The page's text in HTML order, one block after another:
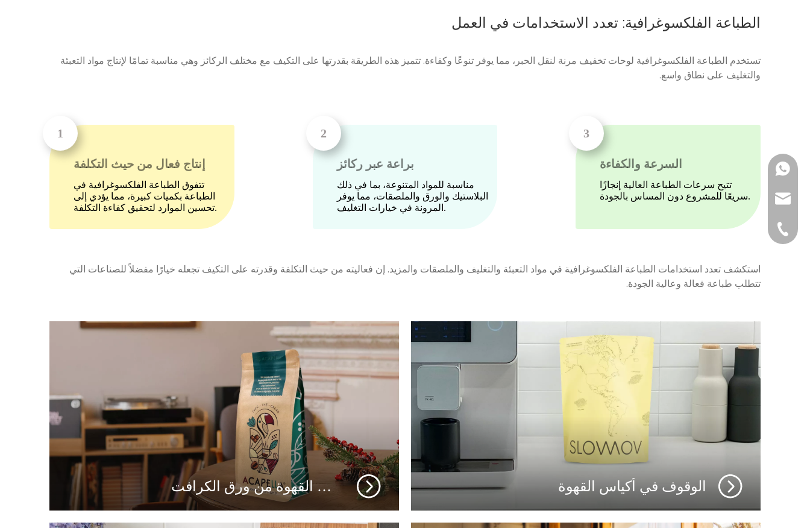
الطباعة الفلكسوغرافية: تعدد الاستخدامات في العمل
تستخدم الطباعة الفلكسوغرافية لوحات تخفيف مرنة لنقل الحبر، مما يوفر تنوعًا وكفاءة. تتميز هذه الطريقة بقدرتها على التكيف مع مختلف الركائز وهي مناسبة تمامًا لإنتاج مواد التعبئة
والتغليف على نطاق واسع.
إنتاج فعال من حيث التكلفة
تتفوق الطباعة الفلكسوغرافية في
الطباعة بكميات كبيرة، مما يؤدي إلى
تحسين الموارد لتحقيق كفاءة التكلفة.
براعة عبر ركائز
مناسبة للمواد المتنوعة، بما في ذلك
البلاستيك والورق والملصقات، مما يوفر
المرونة في خيارات التغليف.
السرعة والكفاءة
تتيح سرعات الطباعة العالية إنجازًا
سريعًا للمشروع دون المساس بالجودة.
استكشف تعدد استخدامات الطباعة الفلكسوغرافية في مواد التعبئة والتغليف والملصقات والمزيد. إن فعاليته من حيث التكلفة وقدرته على التكيف تجعله خيارًا مفضلاً للصناعات التي
تتطلب طباعة فعالة وعالية الجودة.
أكياس القهوة من ورق الكرافت الوقوف في أكياس القهوة
WhatsApp
بريد الالكتروني